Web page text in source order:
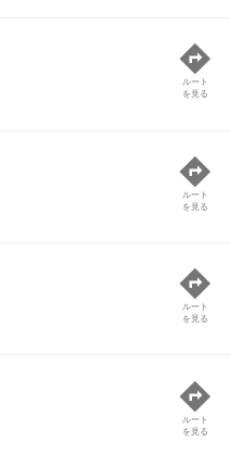
ルート
を見る
ルート
を見る
ルート
を見る
ルート
を見る